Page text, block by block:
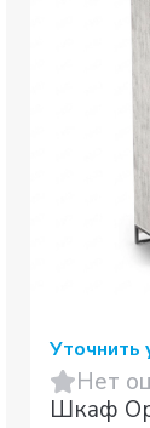
Уточнить
Нет
Шкаф